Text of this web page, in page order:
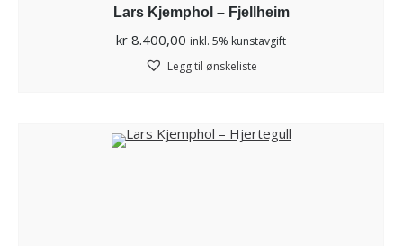
Lars Kjemphol – Fjellheim
kr 8.400,00 inkl. 5% kunstavgift
Legg til ønskeliste